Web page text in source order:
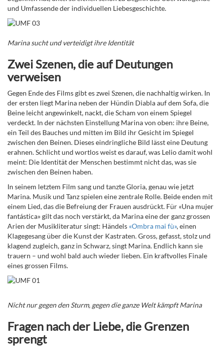
und Umfassende der individuellen Liebesgeschichte.
Marina sucht und verteidigt ihre Identität
Zwei Szenen, die auf Deutungen
verweisen
Gegen Ende des Films gibt es zwei Szenen, die nachhaltig wirken. In
der ersten liegt Marina neben der Hündin Diabla auf dem Sofa, die
Beine leicht angewinkelt, nackt, die Scham von einem Spiegel
verdeckt. In der nächsten Einstellung Marina von oben: ihre Beine,
ein Teil des Bauches und mitten im Bild ihr Gesicht im Spiegel
zwischen den Beinen. Dieses eindringliche Bild lässt eine Deutung
erahnen. Schlicht und wortlos weist es darauf, was Lelio damit wohl
meint: Die Identität der Menschen bestimmt nicht das, was sie
zwischen den Beinen haben.
In seinem letztem Film sang und tanzte Gloria, genau wie jetzt
Marina. Musik und Tanz spielen eine zentrale Rolle. Beide enden mit
einem Lied, das die Befreiung der Frauen ausdrückt. Für «Una mujer
fantástica» gilt das noch verstärkt, da Marina eine der ganz grossen
Arien der Musikliteratur singt: Händels «Ombra mai fù», einen
Klagegesang über die Kunst der Kastraten. Gross, gefasst, stolz und
klagend zugleich, ganz in Schwarz, singt Marina. Endlich kann sie
trauern – und wohl bald auch wieder lieben. Ein kraftvolles Finale
eines grossen Films.
Nicht nur gegen den Sturm, gegen die ganze Welt kämpft Marina
Fragen nach der Liebe, die Grenzen
sprengt